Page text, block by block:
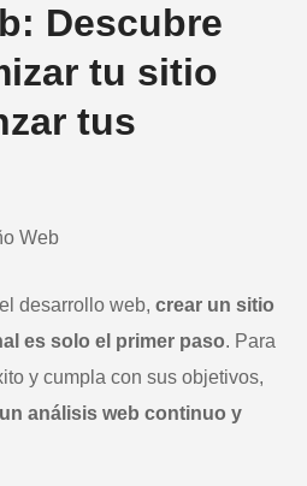
Descubre
tu sitio
tus
Web
desarrollo web, crear un sitio
es solo el primer paso. Para
y cumpla con sus objetivos,
análisis web continuo y